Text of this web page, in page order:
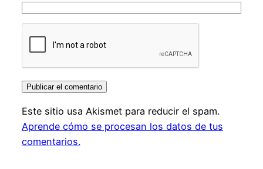
Este sitio usa Akismet para reducir el spam.
Aprende cómo se procesan los datos de tus
comentarios.